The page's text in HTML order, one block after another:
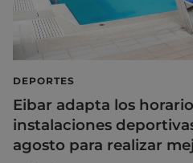
DEPORTES
Eibar adapta los
instalaciones
agosto para realizar